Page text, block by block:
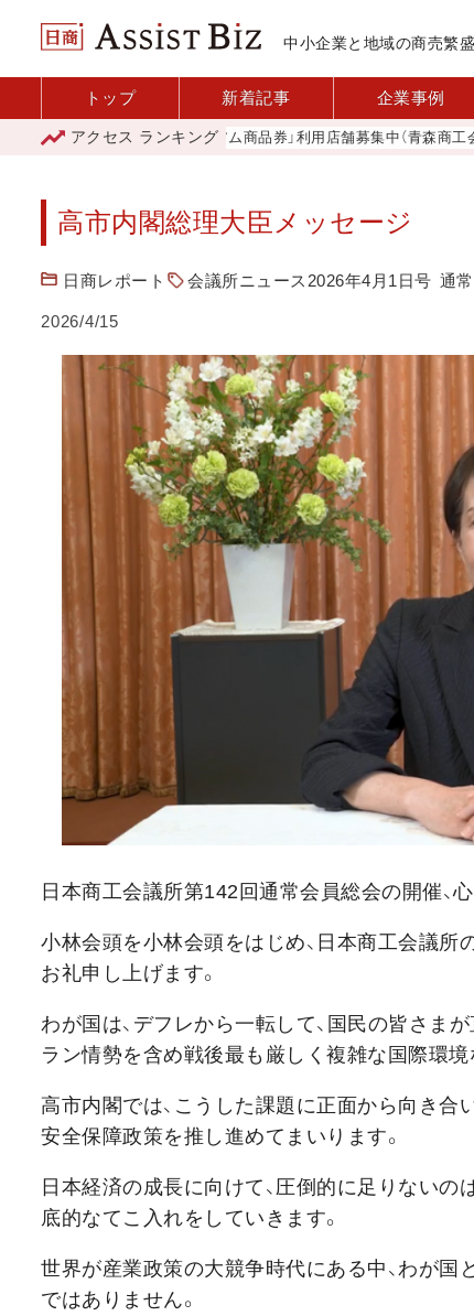
中小企業と地域の商売繁盛
トップ 新着記事 企業事例
アクセス ランキング
「青森市プレミアム商品券」利用店舗募集中（青森商工会議所）
高市内閣総理大臣メッセージ
日商レポート 会議所ニュース2026年4月1日号 通
2026/4/15
日本商工会議所第142回通常会員総会の開催、
小林会頭を小林会頭をはじめ、日本商工会議所
お礼申し上げます。
わが国は、デフレから一転して、国民の皆さま
ラン情勢を含め戦後最も厳しく複雑な国際環境
高市内閣では、こうした課題に正面から向き合
安全保障政策を推し進めてまいります。
日本経済の成長に向けて、圧倒的に足りないの
底的なてこ入れをしていきます。
世界が産業政策の大競争時代にある中、わが国
ではありません。